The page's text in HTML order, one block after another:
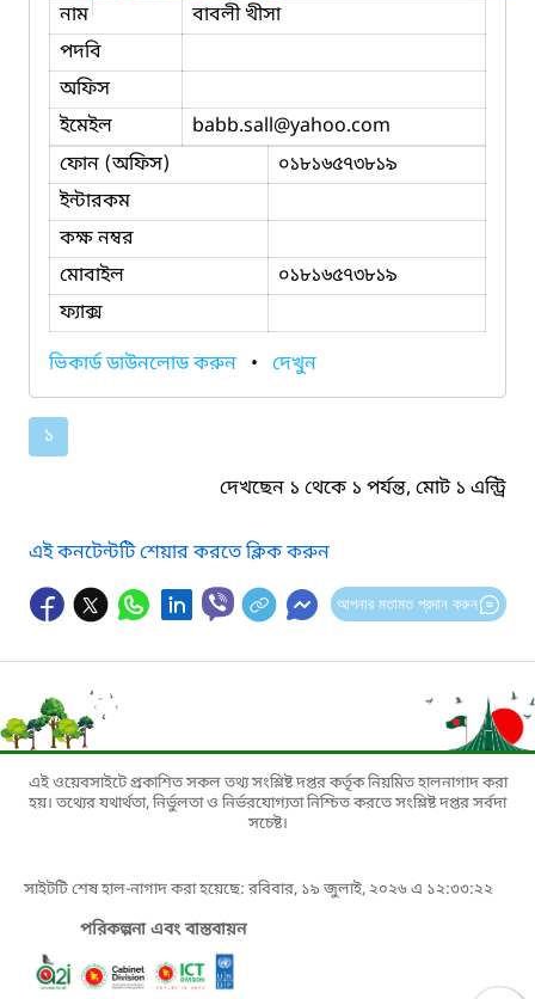
নাম
বাবলী খীসা
পদবি
অফিস
ইমেইল
babb.sall@yahoo.com
ফোন (অফিস)
০১৮১৬৫৭৩৮১৯
ইন্টারকম
কক্ষ নম্বর
মোবাইল
০১৮১৬৫৭৩৮১৯
ফ্যাক্স
ভিকার্ড ডাউনলোড করুন • দেখুন
১
দেখছেন ১ থেকে ১ পর্যন্ত, মোট ১ এন্ট্রি
এই কনটেন্টটি শেয়ার করতে ক্লিক করুন
আপনার মতামত প্রদান করুন
এই ওয়েবসাইটে প্রকাশিত সকল তথ্য সংশ্লিষ্ট দপ্তর কর্তৃক নিয়মিত হালনাগাদ করা
হয়। তথ্যের যথার্থতা, নির্ভুলতা ও নির্ভরযোগ্যতা নিশ্চিত করতে সংশ্লিষ্ট দপ্তর সর্বদা
সচেষ্ট।
সাইটটি শেষ হাল-নাগাদ করা হয়েছে: রবিবার, ১৯ জুলাই, ২০২৬ এ ১২:৩৩:২২
পরিকল্পনা এবং বাস্তবায়ন